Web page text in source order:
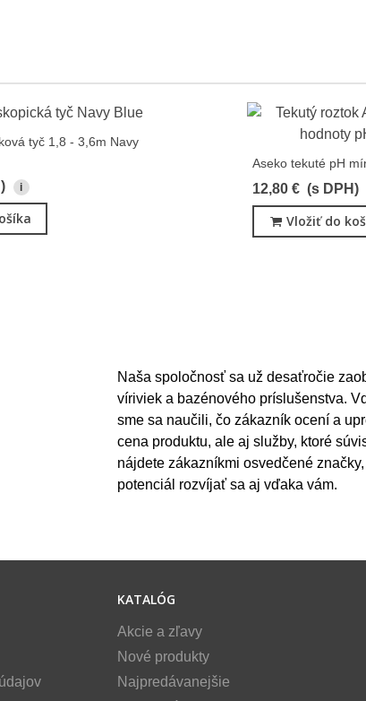
tyč 1,8 - 3,6m Navy
i
Aseko tekuté pH
12,80 € (s DPH)
Vložiť do
Naša spoločnosť sa už desaťročie
víriviek a bazénového príslušenstva.
sme sa naučili, čo zákazník ocení a
cena produktu, ale aj služby, ktoré
nájdete zákazníkmi osvedčené
potenciál rozvíjať sa aj vďaka vám.
KATALÓG
Akcie a zľavy
Nové produkty
Najpredávanejšie